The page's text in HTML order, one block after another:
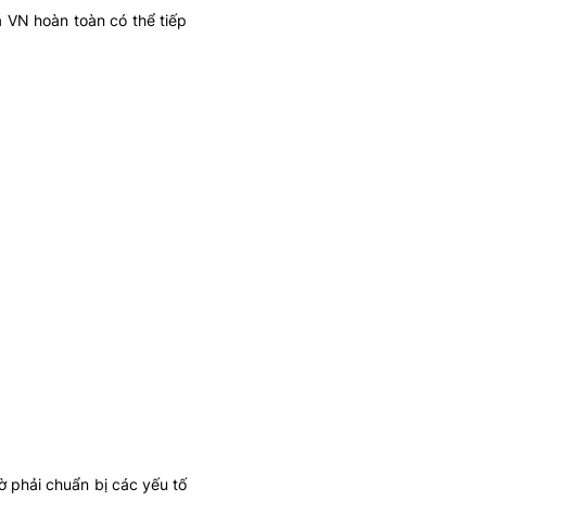
hoàn toàn có thể tiếp
phải chuẩn bị các yếu tố